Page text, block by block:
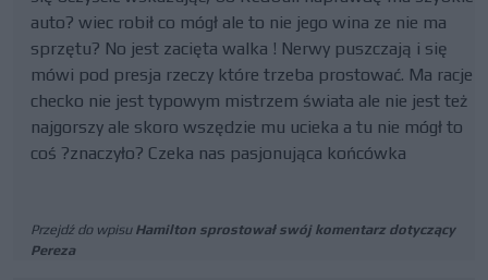
auto? wiec robił co mógł ale to nie jego wina ze nie ma
sprzętu? No jest zacięta walka ! Nerwy puszczają i się
mówi pod presja rzeczy które trzeba prostować. Ma racje
checko nie jest typowym mistrzem świata ale nie jest też
najgorszy ale skoro wszędzie mu ucieka a tu nie mógł to
coś ?znaczyło? Czeka nas pasjonująca końcówka
Przejdź do wpisu Hamilton sprostował swój komentarz dotyczący
Pereza